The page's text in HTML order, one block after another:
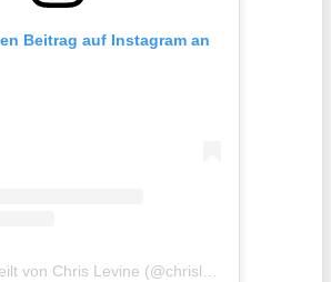
Beitrag auf Instagram an
Ein Beitrag geteilt von Chris Levine (@chrislevine)